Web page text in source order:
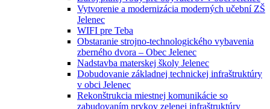
Vytvorenie a modernizácia moderných učební ZŠ
Jelenec
WIFI pre Teba
Obstaranie strojno-technologického vybavenia
zberného dvora – Obec Jelenec
Nadstavba materskej školy Jelenec
Dobudovanie základnej technickej infraštruktúry
v obci Jelenec
Rekonštrukcia miestnej komunikácie so
zabudovaním prvkov zelenej infraštruktúry